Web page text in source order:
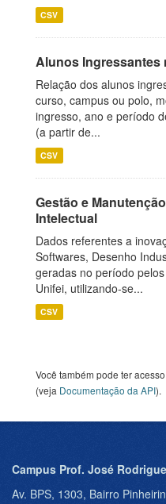
CSV
Alunos Ingressantes
Relação dos alunos
curso, campus ou polo,
ingresso, ano e período
(a partir de...
CSV
Gestão e
Intelectual
Dados referentes a
Softwares, Desenho
geradas no período
Unifei, utilizando-se...
CSV
Você também pode ter
(veja Documentação da API).
Campus Prof. José
Av. BPS, 1303, Bairro